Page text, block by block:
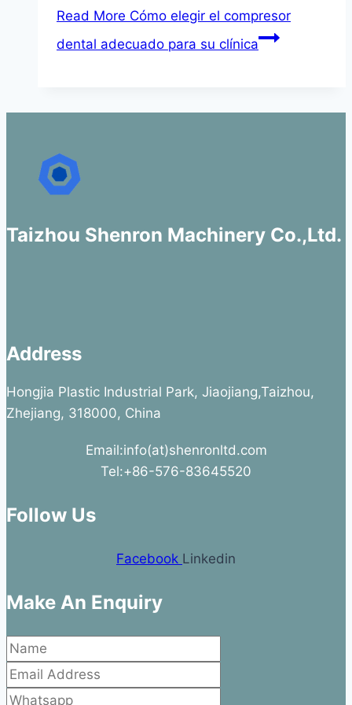
Read More Cómo elegir el compresor
dental adecuado para su clínica
Taizhou Shenron Machinery Co.,Ltd.
Address
Hongjia Plastic Industrial Park, Jiaojiang,Taizhou,
Zhejiang, 318000, China
Email:info(at)shenronltd.com
Tel:+86-576-83645520
Follow Us
Facebook Linkedin
Make An Enquiry